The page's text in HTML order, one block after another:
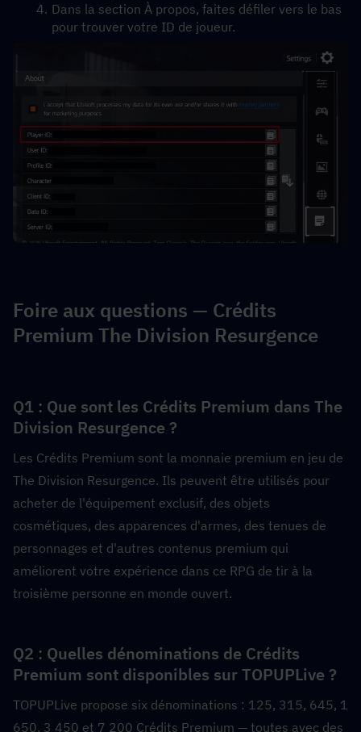
Dans la section À propos, faites défiler vers le bas
pour trouver votre ID de joueur.
Foire aux questions — Crédits
Premium The Division Resurgence
Q1 : Que sont les Crédits Premium dans The
Division Resurgence ?
Les Crédits Premium sont la monnaie premium en jeu de
The Division Resurgence. Ils peuvent être utilisés pour
acheter de l'équipement exclusif, des objets
cosmétiques, des apparences d'armes, des tenues de
personnages et d'autres contenus premium qui
améliorent votre expérience dans ce RPG de tir à la
troisième personne en monde ouvert.
Q2 : Quelles dénominations de Crédits
Premium sont disponibles sur TOPUPLive ?
TOPUPLive propose six dénominations : 125, 315, 645, 1
650, 3 450 et 7 200 Crédits Premium — toutes avec des